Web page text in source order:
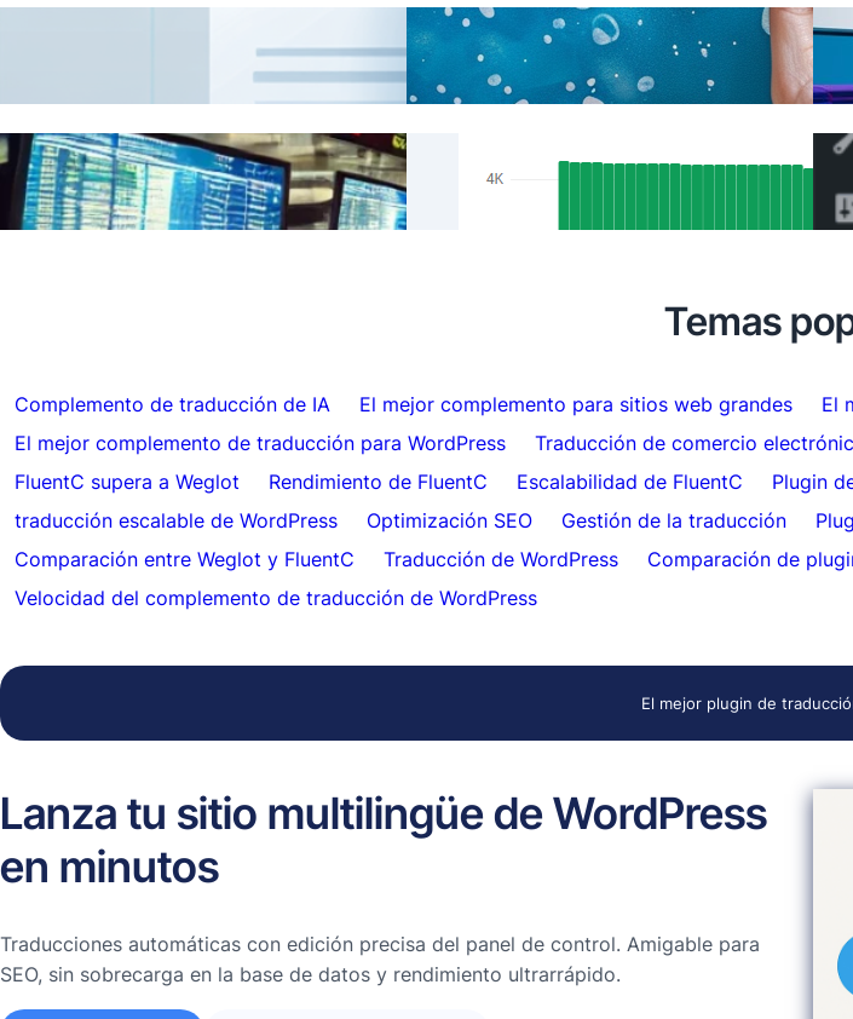
Cómo agregar un conmutador de idiomas a
Omitir traducciones para contenido
específico con FluentC
Traducciones de IA
Resultados SEO reales: Cómo el soporte
Temas
Complemento de traducción de IA El mejor complemento para sitios web grandes
El
El mejor complemento de traducción para WordPress
Traducción de comercio
FluentC supera a Weglot
Rendimiento de FluentC Escalabilidad de FluentC Plugin
traducción escalable de WordPress
Optimización SEO Gestión de la traducción
Comparación entre Weglot y FluentC
Traducción de WordPress
Comparación de
Velocidad del complemento de traducción de WordPress
El mejor plugin de
Lanza tu sitio multilingüe de WordPress
en minutos
Traducciones automáticas con edición precisa del panel de control. Amigable para
SEO, sin sobrecarga en la base de datos y rendimiento ultrarrápido.